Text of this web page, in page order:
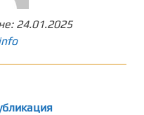
24.01.2025